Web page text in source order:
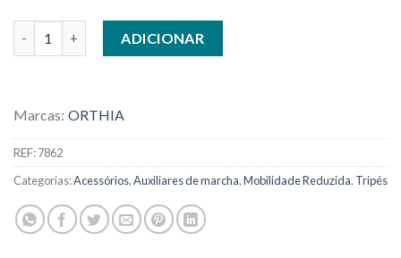
ADICIONAR
Marcas: ORTHIA
REF:7862
Categorias:Acessórios,Auxiliares de marcha,Mobilidade Reduzida, Tripés